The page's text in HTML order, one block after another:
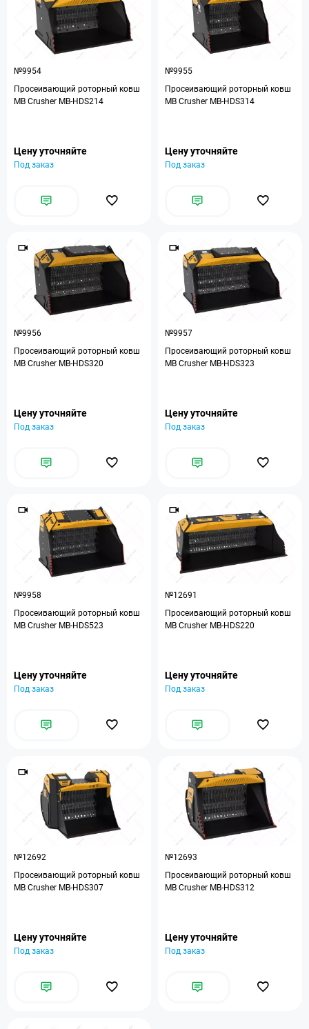
№9954
Просеивающий роторный ковш
MB Crusher MB-HDS214
Цену уточняйте
Под заказ
№9955
Просеивающий роторный ковш
MB Crusher MB-HDS314
Цену уточняйте
Под заказ
№9956
Просеивающий роторный ковш
MB Crusher MB-HDS320
Цену уточняйте
Под заказ
№9957
Просеивающий роторный ковш
MB Crusher MB-HDS323
Цену уточняйте
Под заказ
№9958
Просеивающий роторный ковш
MB Crusher MB-HDS523
Цену уточняйте
Под заказ
№12691
Просеивающий роторный ковш
MB Crusher MB-HDS220
Цену уточняйте
Под заказ
№12692
Просеивающий роторный ковш
MB Crusher MB-HDS307
Цену уточняйте
Под заказ
№12693
Просеивающий роторный ковш
MB Crusher MB-HDS312
Цену уточняйте
Под заказ